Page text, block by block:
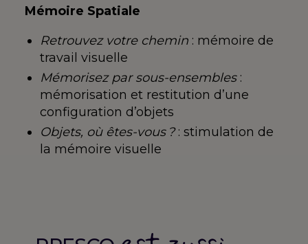
Mémoire Spatiale
Retrouvez votre chemin : mémoire de
travail visuelle
Mémorisez par sous-ensembles:
mémorisation et restitution d’une
configuration d’objets
Objets, où êtes-vous ?: stimulation de
la mémoire visuelle